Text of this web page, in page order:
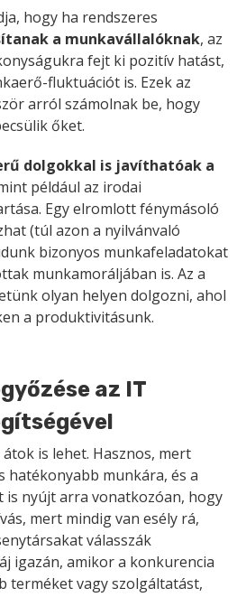
hogy ha rendszeres
a munkavállalóknak, az
fejt ki pozitív hatást,
fluktuációt is. Ezek az
arról számolnak be, hogy
őket.
dolgokkal is javíthatóak a
például az irodai
Egy elromlott fénymásoló
(túl azon a nyilvánvaló
bizonyos munkafeladatokat
munkamoráljában is. Az a
olyan helyen dolgozni, ahol
a produktivitásunk.
az IT
is lehet. Hasznos, mert
hatékonyabb munkára, és a
nyújt arra vonatkozóan, hogy
mert mindig van esély rá,
válasszák
igazán, amikor a konkurencia
terméket vagy szolgáltatást,